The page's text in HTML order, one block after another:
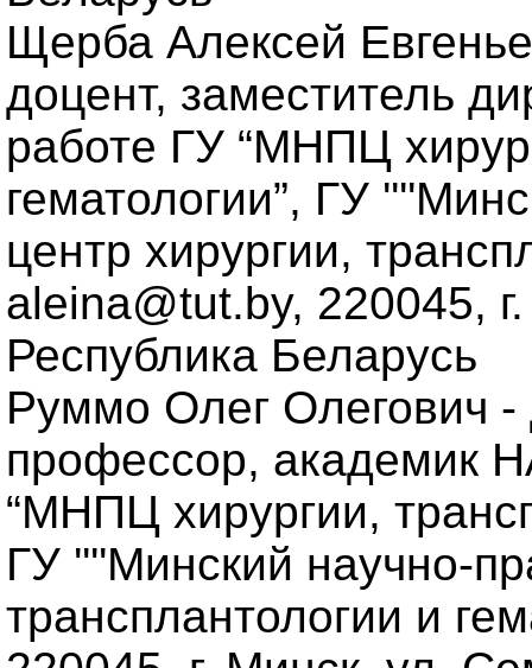
Щерба Алексей
доцент, заместитель
работе ГУ “МНПЦ
гематологии”, ГУ
центр хирургии,
aleina@tut.by, 220045,
Республика Беларусь
Руммо Олег Олегович -
профессор, академик
“МНПЦ хирургии,
ГУ ''''Минский научно-
трансплантологии и